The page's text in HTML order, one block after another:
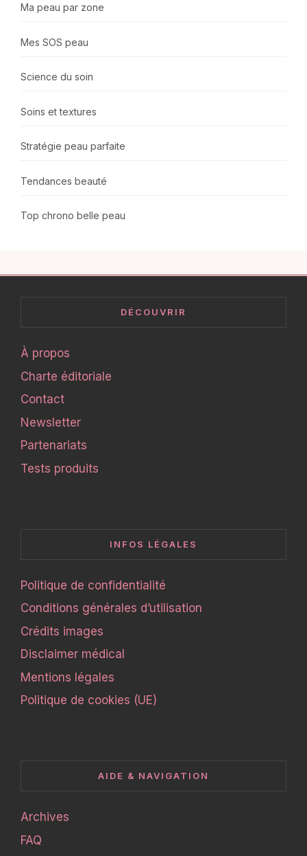
Ma peau par zone
Mes SOS peau
Science du soin
Soins et textures
Stratégie peau parfaite
Tendances beauté
Top chrono belle peau
DÉCOUVRIR
À propos
Charte éditoriale
Contact
Newsletter
Partenariats
Tests produits
INFOS LÉGALES
Politique de confidentialité
Conditions générales d’utilisation
Crédits images
Disclaimer médical
Mentions légales
Politique de cookies (UE)
AIDE & NAVIGATION
Archives
FAQ